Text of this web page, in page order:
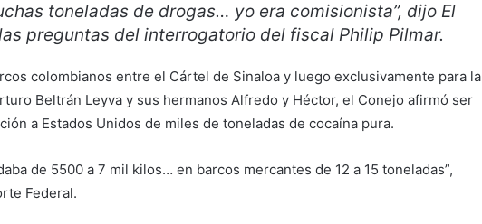
toneladas de drogas… yo era comisionista”, dijo El
preguntas del interrogatorio del fiscal Philip Pilmar.
colombianos entre el Cártel de Sinaloa y luego exclusivamente para la
Beltrán Leyva y sus hermanos Alfredo y Héctor, el Conejo afirmó ser
a Estados Unidos de miles de toneladas de cocaína pura.
de 5500 a 7 mil kilos… en barcos mercantes de 12 a 15 toneladas”,
Federal.